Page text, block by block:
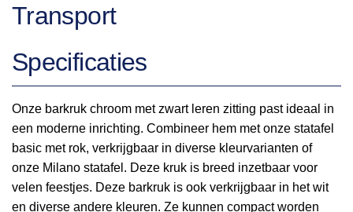
Transport
Specificaties
Onze barkruk chroom met zwart leren zitting past ideaal in
een moderne inrichting. Combineer hem met onze statafel
basic met rok, verkrijgbaar in diverse kleurvarianten of
onze Milano statafel. Deze kruk is breed inzetbaar voor
velen feestjes. Deze barkruk is ook verkrijgbaar in het wit
en diverse andere kleuren. Ze kunnen compact worden